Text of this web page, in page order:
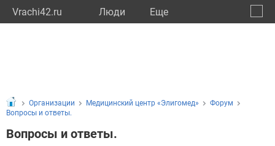
Vrachi42.ru Люди Eще
Организации Медицинский центр «Элигомед»
Форум
Вопросы и ответы.
Вопросы и ответы.